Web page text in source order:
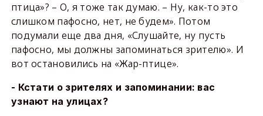
птица»? – О, я тоже так думаю. – Ну, как-то это
слишком пафосно, нет, не будем». Потом
подумали еще два дня, «Слушайте, ну пусть
пафосно, мы должны запоминаться зрителю». И
вот остановились на «Жар-птице».
- Кстати о зрителях и запоминании: вас
узнают на улицах?